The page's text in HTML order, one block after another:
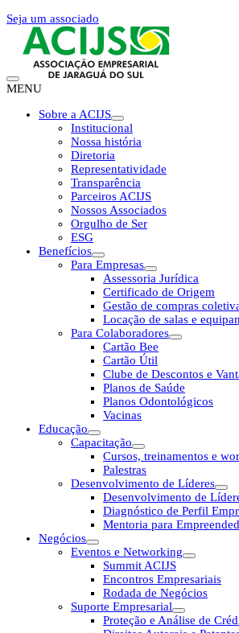
Seja um associado
MENU
Sobre a ACIJS
Institucional
Nossa história
Diretoria
Representatividade
Transparência
Parceiros ACIJS
Nossos Associados
Orgulho de Ser
ESG
Benefícios
Para Empresas
Assessoria Jurídica
Certificado de Origem
Gestão de compras
Locação de salas e
Para Colaboradores
Cartão Bee
Cartão Útil
Clube de Descontos e
Planos de Saúde
Planos Odontológicos
Vacinas
Educação
Capacitação
Cursos, treinamentos e
Palestras
Desenvolvimento de Líderes
Desenvolvimento de
Diagnóstico de Perfil
Mentoria para
Negócios
Eventos e Networking
Summit ACIJS
Encontros Empresariais
Rodada de Negócios
Suporte Empresarial
Proteção e Análise de